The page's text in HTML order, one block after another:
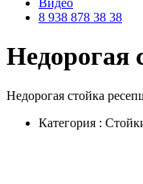
Видео
8 938 878 38 38
Недорогая
Недорогая стойка
Категория :